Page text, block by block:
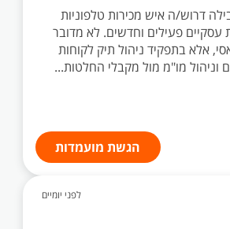
דרוש/ה איש מכירות טלפוניות
עסקיים פעילים וחדשים. לא מדובר
אלא בתפקיד ניהול תיק לקוחות
וניהול מו"מ מול מקבלי החלטות...
הגשת מועמדות
לפני יומיים